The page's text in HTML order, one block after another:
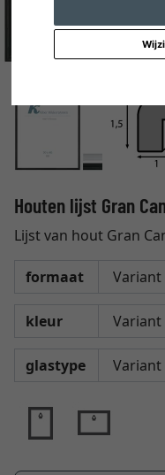
Houten lijst Gran
Lijst van hout Gran
formaat
kleur
glastype